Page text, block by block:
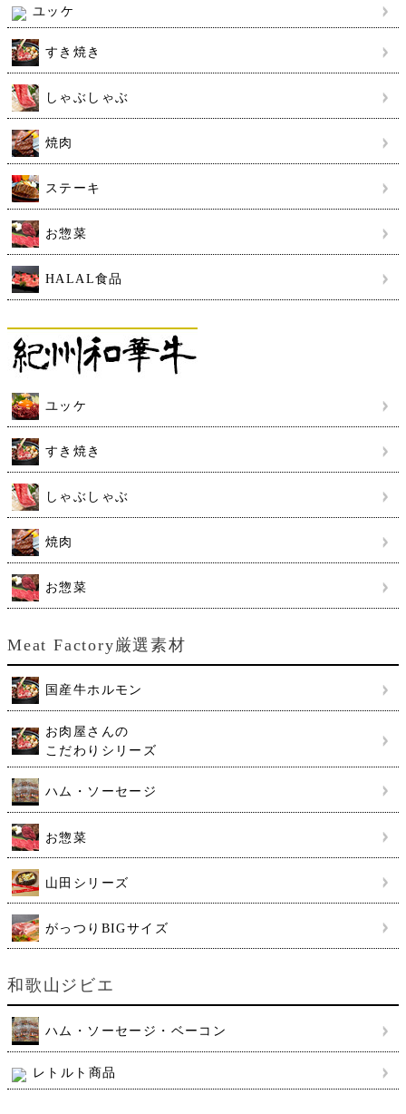
ユッケ
すき焼き
しゃぶしゃぶ
焼肉
ステーキ
お惣菜
HALAL食品
ユッケ
すき焼き
しゃぶしゃぶ
焼肉
お惣菜
Meat Factory厳選素材
国産牛ホルモン
お肉屋さんの
こだわりシリーズ
ハム・ソーセージ
お惣菜
山田シリーズ
がっつりBIGサイズ
和歌山ジビエ
ハム・ソーセージ・ベーコン
レトルト商品